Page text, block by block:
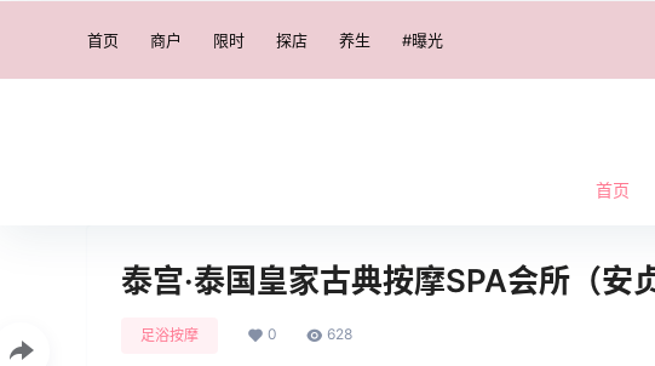
首页 商户 限时 探店 养生 #曝光
首页
泰宫·泰国皇家古典按摩SPA会所（安
足浴按摩 0 628